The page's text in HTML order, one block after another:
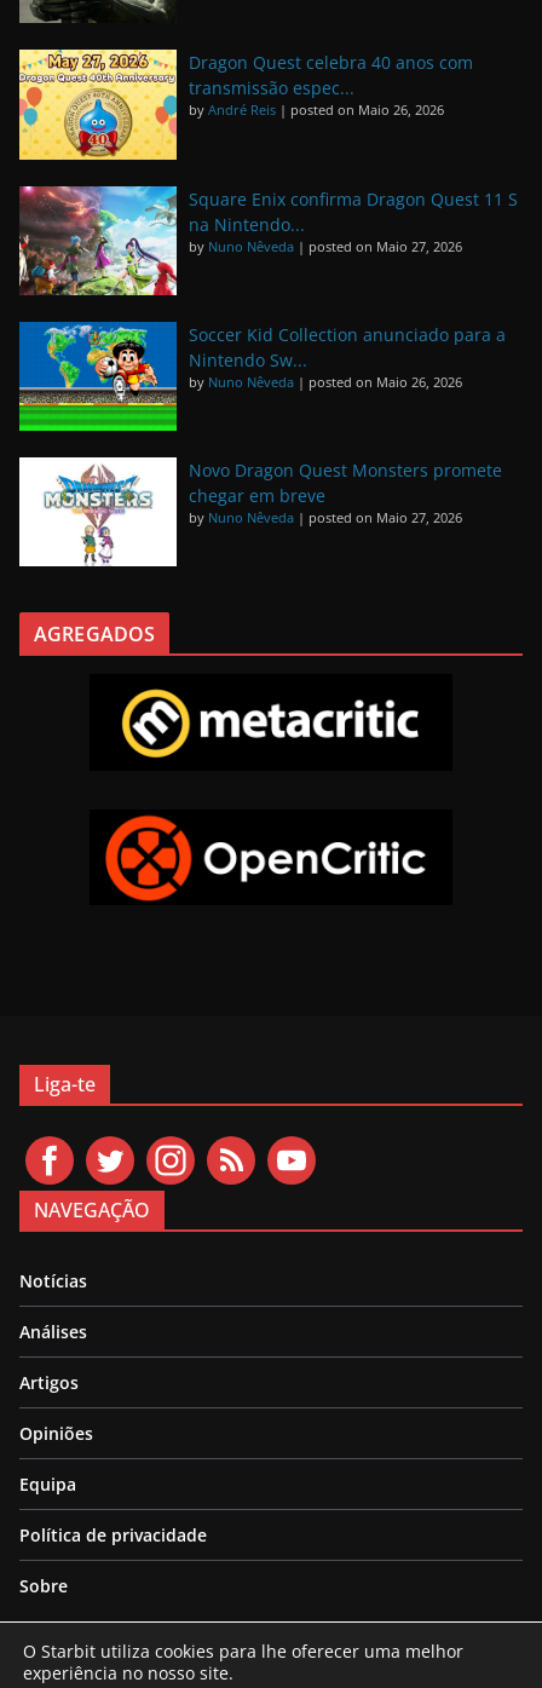
Dragon Quest celebra 40 anos com
transmissão espec...
by André Reis | posted on Maio 26, 2026
Square Enix confirma Dragon Quest 11 S
na Nintendo...
by Nuno Nêveda | posted on Maio 27, 2026
Soccer Kid Collection anunciado para a
Nintendo Sw...
by Nuno Nêveda | posted on Maio 26, 2026
Novo Dragon Quest Monsters promete
chegar em breve
by Nuno Nêveda | posted on Maio 27, 2026
AGREGADOS
Liga-te
NAVEGAÇÃO
Notícias
Análises
Artigos
Opiniões
Equipa
Política de privacidade
Sobre
O Starbit utiliza cookies para lhe oferecer uma melhor
experiência no nosso site.